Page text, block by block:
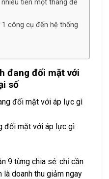
tiền một tháng để
công cụ đến hệ thống
đang đối mặt với
số
đối mặt với áp lực gì
9 từng chia sẻ: chỉ cần
là doanh thu giảm ngay